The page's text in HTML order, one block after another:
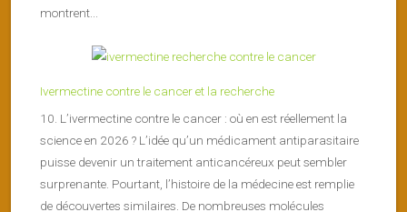
montrent...
Ivermectine contre le cancer et la recherche
10. L’ivermectine contre le cancer : où en est réellement la
science en 2026 ? L’idée qu’un médicament antiparasitaire
puisse devenir un traitement anticancéreux peut sembler
surprenante. Pourtant, l’histoire de la médecine est remplie
de découvertes similaires. De nombreuses molécules